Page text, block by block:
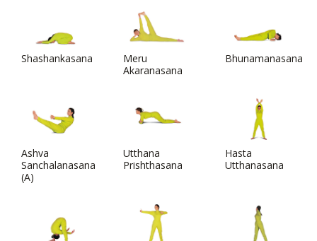
Shashankasana
Meru
Akaranasana
Bhunamanasana
Ashva
Sanchalanasana
(A)
Utthana
Prishthasana
Hasta
Utthanasana